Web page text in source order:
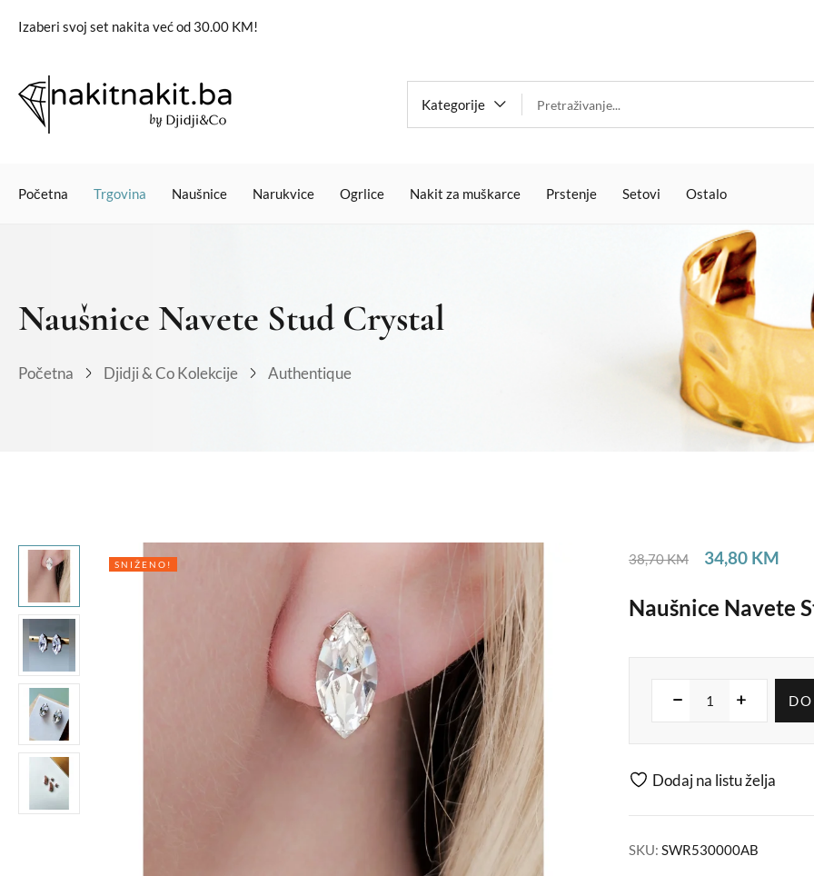
Izaberi svoj set nakita već od 30.00 KM!
Kategorije
Početna Trgovina Naušnice Narukvice Ogrlice Nakit za muškarce Prstenje Setovi Ostalo
Naušnice Navete Stud Crystal
Početna Djidji & Co Kolekcije Authentique
SNIŽENO! 38,70KM 34,80 KM
Naušnice Navete
Dodaj na listu želja
SKU: SWR530000AB